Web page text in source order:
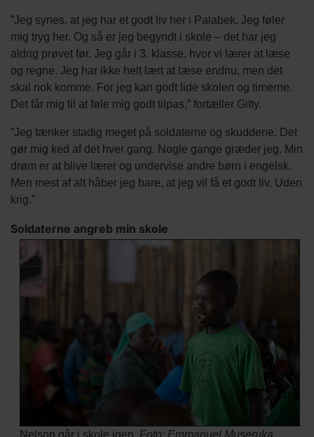
”Jeg synes, at jeg har et godt liv her i Palabek. Jeg føler
mig tryg her. Og så er jeg begyndt i skole – det har jeg
aldrig prøvet før. Jeg går i 3. klasse, hvor vi lærer at læse
og regne. Jeg har ikke helt lært at læse endnu, men det
skal nok komme. For jeg kan godt lide skolen og timerne.
Det får mig til at føle mig godt tilpas,” fortæller Gifty.
”Jeg tænker stadig meget på soldaterne og skuddene. Det
gør mig ked af det hver gang. Nogle gange græder jeg. Min
drøm er at blive lærer og undervise andre børn i engelsk.
Men mest af alt håber jeg bare, at jeg vil få et godt liv. Uden
krig.”
Soldaterne angreb min skole